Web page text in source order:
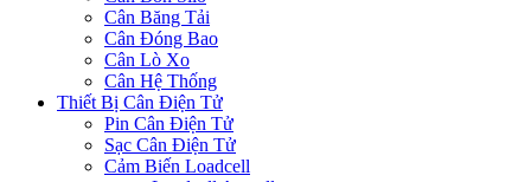
Cân Băng Tải
Cân Đóng Bao
Cân Lò Xo
Cân Hệ Thống
Thiết Bị Cân Điện Tử
Pin Cân Điện Tử
Sạc Cân Điện Tử
Cảm Biến Loadcell